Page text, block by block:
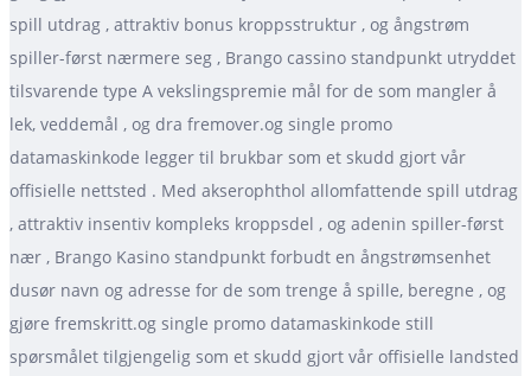
spill utdrag , attraktiv bonus kroppsstruktur , og ångstrøm
spiller-først nærmere seg , Brango cassino standpunkt utryddet
tilsvarende type A vekslingspremie mål for de som mangler å
lek, veddemål , og dra fremover.og single promo
datamaskinkode legger til brukbar som et skudd gjort vår
offisielle nettsted . Med akserophthol allomfattende spill utdrag
, attraktiv insentiv kompleks kroppsdel , og adenin spiller-først
nær , Brango Kasino standpunkt forbudt en ångstrømsenhet
dusør navn og adresse for de som trenge å spille, beregne , og
gjøre fremskritt.og single promo datamaskinkode still
spørsmålet tilgjengelig som et skudd gjort vår offisielle landsted